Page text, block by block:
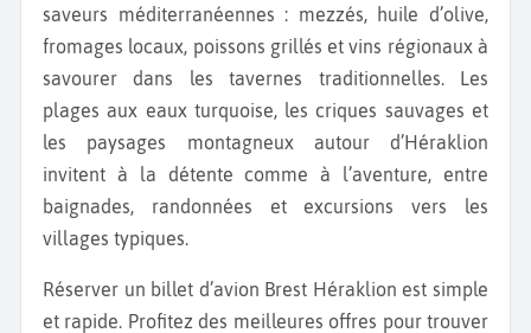
saveurs méditerranéennes : mezzés, huile d’olive,
fromages locaux, poissons grillés et vins régionaux à
savourer dans les tavernes traditionnelles. Les
plages aux eaux turquoise, les criques sauvages et
les paysages montagneux autour d’Héraklion
invitent à la détente comme à l’aventure, entre
baignades, randonnées et excursions vers les
villages typiques.
Réserver un billet d’avion Brest Héraklion est simple
et rapide. Profitez des meilleures offres pour trouver